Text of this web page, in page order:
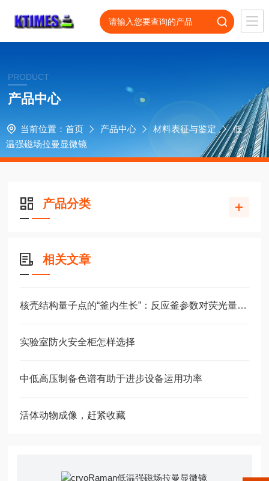
PRODUCT
产品中心
当前位置： 首页 产品中心 材料表征与鉴定
低
温强磁场拉曼显微镜
产品分类
相关文章
核壳结构量子点的“釜内生长”：反应釜参数对荧光量子产率的影响
实验室防火安全柜怎样选择
中低高压制备色谱有助于进步设备运用功率
活体动物成像，赶紧收藏